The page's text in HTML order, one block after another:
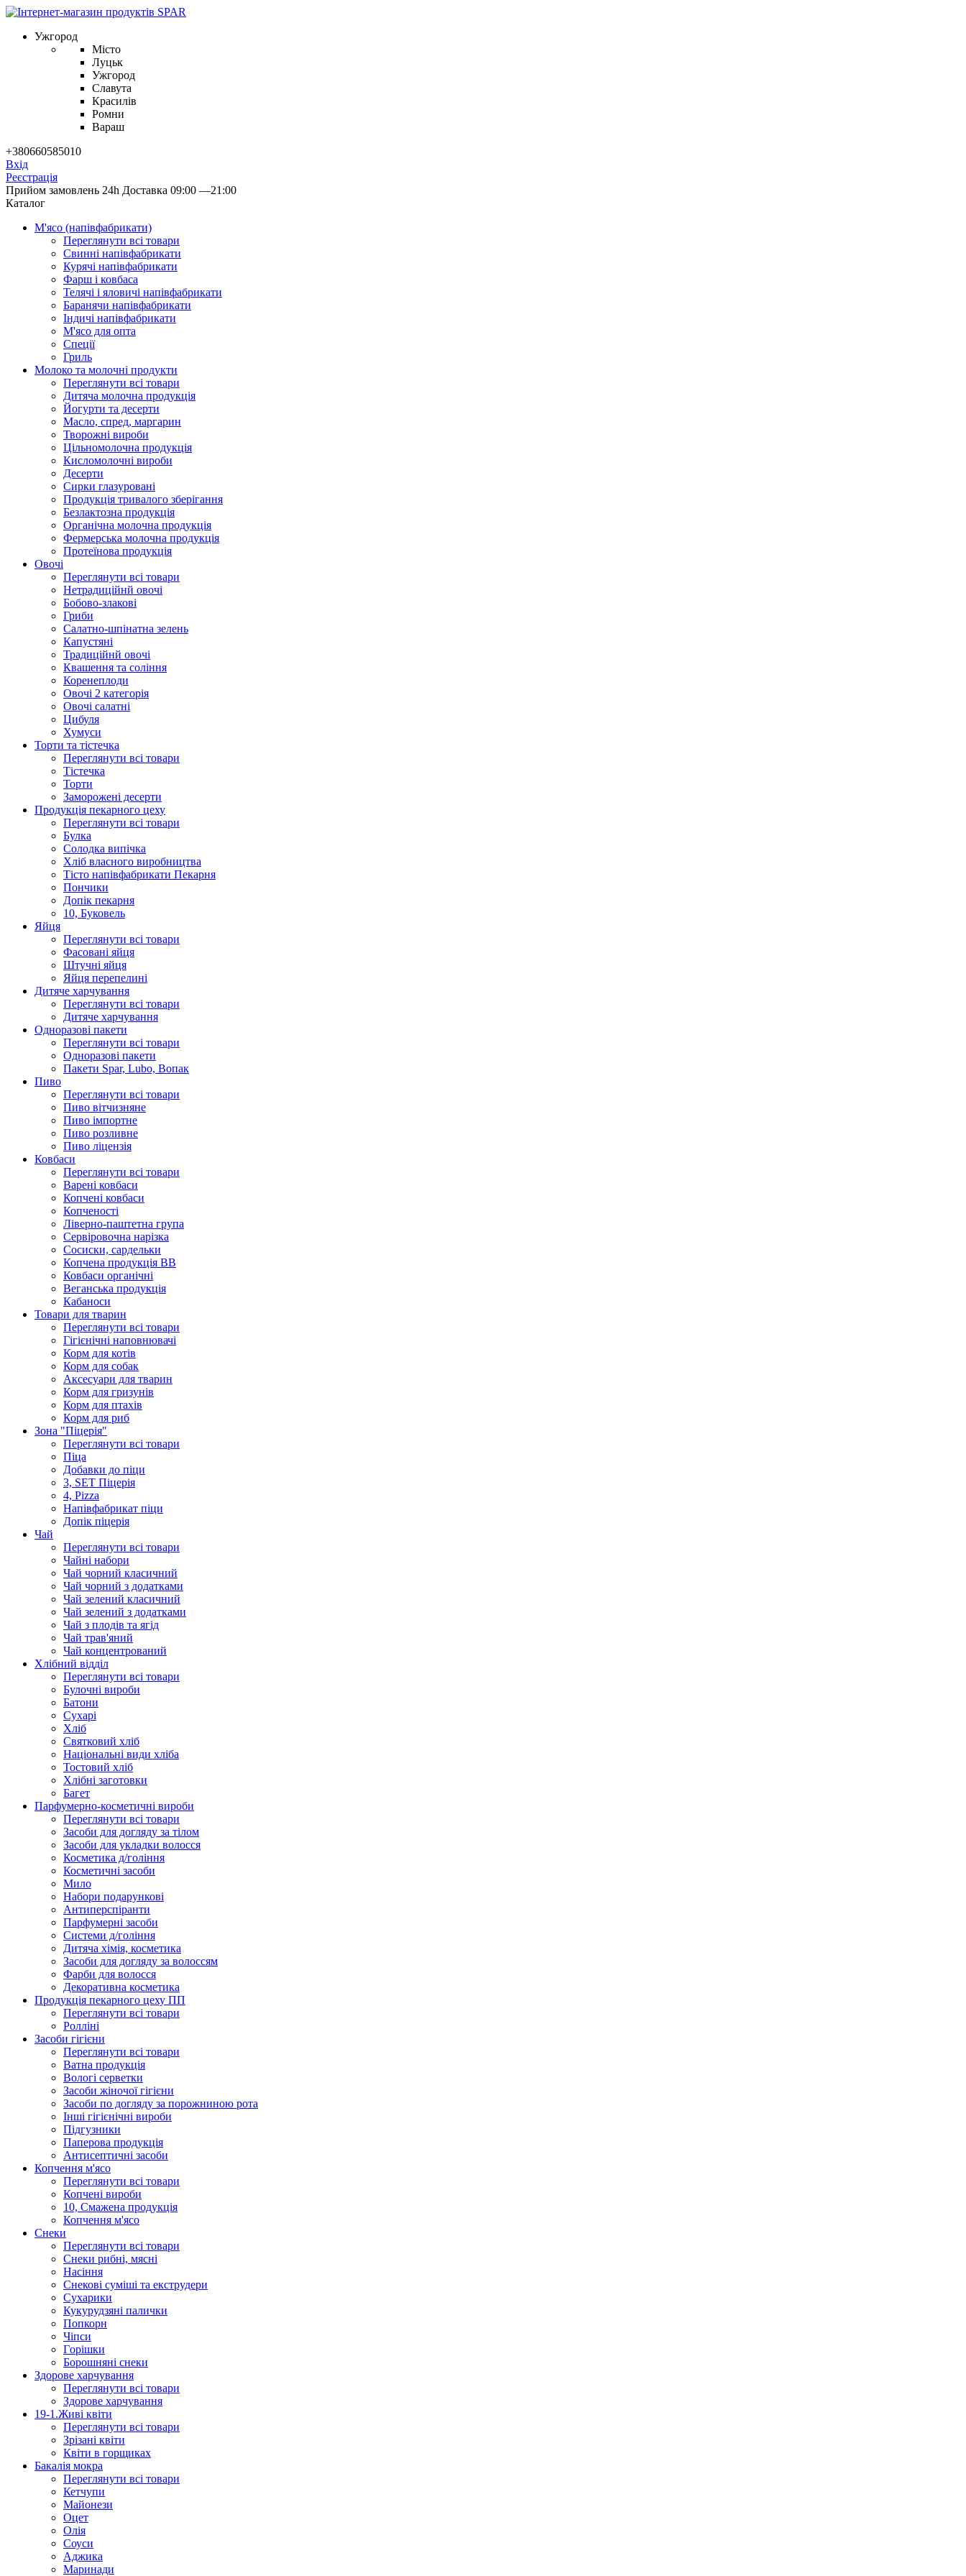
Ужгород
Місто
Луцьк
Ужгород
Славута
Красилів
Ромни
Вараш
+380660585010
Вхід
Реєстрація
Прийом замовлень 24h Доставка 09:00 —21:00
Каталог
М'ясо (напiвфабрикати)
Переглянути всі товари
Свиннi напiвфабрикати
Курячi напiвфабрикати
Фарш i ковбаса
Телячi i яловичi напiвфабрикати
Баранячи напiвфабрикати
Iндичi напiвфабрикати
М'ясо для опта
Спеції
Гриль
Молоко та молочні продукти
Переглянути всі товари
Дитяча молочна продукція
Йогурти та десерти
Масло, спред, маргарин
Творожні вироби
Цільномолочна продукція
Кисломолочні вироби
Десерти
Сирки глазуровані
Продукція тривалого зберігання
Безлактозна продукція
Органічна молочна продукція
Фермерська молочна продукція
Протеїнова продукція
Овочі
Переглянути всі товари
Нетрадиційнй овочі
Бобово-злакові
Гриби
Салатно-шпінатна зелень
Капустяні
Традиційнй овочі
Квашення та соління
Корeнеплоди
Овочі 2 категорія
Овочі салатні
Цибуля
Хумуси
Торти та тістечка
Переглянути всі товари
Тістечка
Торти
Заморожені десерти
Продукцiя пекарного цеху
Переглянути всі товари
Булка
Солодка випiчка
Хлiб власного виробництва
Тiсто напiвфабрикати Пекарня
Пончики
Допік пекарня
10, Буковель
Яйця
Переглянути всі товари
Фасовані яйця
Штучні яйця
Яйця перепелині
Дитяче харчування
Переглянути всі товари
Дитяче харчування
Одноразові пакети
Переглянути всі товари
Одноразові пакети
Пакети Spar, Lubo, Вопак
Пиво
Переглянути всі товари
Пиво вітчизняне
Пиво імпортне
Пиво розливне
Пиво ліцензія
Ковбаси
Переглянути всі товари
Варені ковбаси
Копчені ковбаси
Копченості
Ліверно-паштетна група
Сервіровочна нарізка
Сосиски, сардельки
Копчена продукція ВВ
Ковбаси органічні
Веганська продукція
Кабаноси
Товари для тварин
Переглянути всі товари
Гігієнічні наповнювачі
Корм для котів
Корм для собак
Аксесуари для тварин
Корм для гризунів
Корм для птахів
Корм для риб
Зона "Піцерія"
Переглянути всі товари
Піца
Добавки до піци
3, SET Піцерія
4, Pizza
Напівфабрикат піци
Допік піцерія
Чай
Переглянути всі товари
Чайні набори
Чай чорний класичний
Чай чорний з додатками
Чай зелений класичний
Чай зелений з додатками
Чай з плодів та ягід
Чай трав'яний
Чай концентрований
Хлібний відділ
Переглянути всі товари
Булочні вироби
Батони
Сухарі
Хліб
Святковий хліб
Національні види хліба
Тостовий хліб
Хлібні заготовки
Багет
Парфумерно-косметичні вироби
Переглянути всі товари
Засоби для догляду за тілом
Засоби для укладки волосся
Косметика д/гоління
Косметичні засоби
Мило
Набори подарункові
Антиперспіранти
Парфумерні засоби
Системи д/гоління
Дитяча хімія, косметика
Засоби для догляду за волоссям
Фарби для волосся
Декоративна косметика
Продукцiя пекарного цеху ПП
Переглянути всі товари
Ролліні
Засоби гігієни
Переглянути всі товари
Ватна продукція
Вологi серветки
Засоби жіночої гігієни
Засоби по догляду за порожниною рота
Інші гігієнічні вироби
Підгузники
Паперова продукція
Антисептичні засоби
Копчення м'ясо
Переглянути всі товари
Копчені вироби
10, Смажена продукція
Копчення м'ясо
Снеки
Переглянути всі товари
Снеки рибні, мясні
Насіння
Снекові суміші та екструдери
Сухарики
Кукурудзяні пaлички
Попкорн
Чіпси
Гoрішки
Борошняні снеки
Здорове харчування
Переглянути всі товари
Здорове харчування
19-1.Живі квіти
Переглянути всі товари
Зрізані квіти
Квіти в горщиках
Бакалія мокра
Переглянути всі товари
Кетчупи
Майонези
Оцет
Олія
Соуси
Аджика
Маринади